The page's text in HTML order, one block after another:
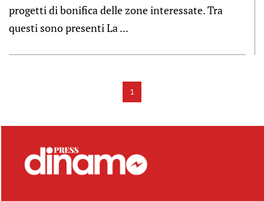
progetti di bonifica delle zone interessate. Tra
questi sono presenti La ...
1